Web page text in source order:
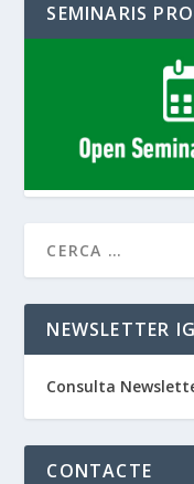
SEMINARIS
NEWSLETTER
Consulta
CONTACTE